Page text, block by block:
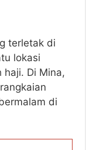
terletak di
lokasi
haji. Di Mina,
di